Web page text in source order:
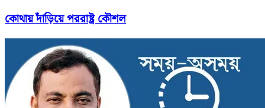
কোথায় দাঁড়িয়ে পররাষ্ট্র কৌশল